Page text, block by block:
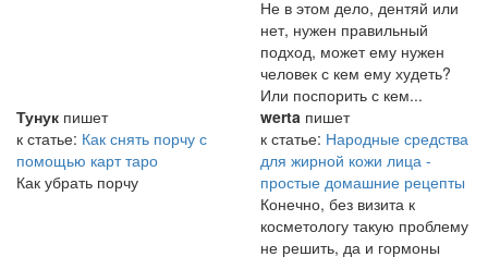
Не в этом дело, дентяй или
нет, нужен правильный
подход, может ему нужен
человек с кем ему худеть?
Или поспорить с кем...
Тунук пишет
к статье: Как снять порчу с
помощью карт таро
Как убрать порчу
werta пишет
к статье: Народные средства
для жирной кожи лица -
простые домашние рецепты
Конечно, без визита к
косметологу такую проблему
не решить, да и гормоны